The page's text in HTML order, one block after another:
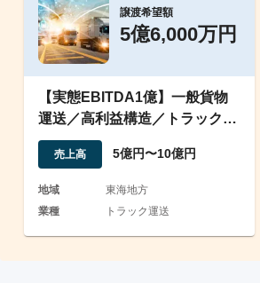
譲渡希望額
5億6,000万円
【実態EBITDA1億】一般貨物
運送／高利益構造／トラック多
数
売上高 5億円〜10億円
地域
東海地方
業種
トラック運送